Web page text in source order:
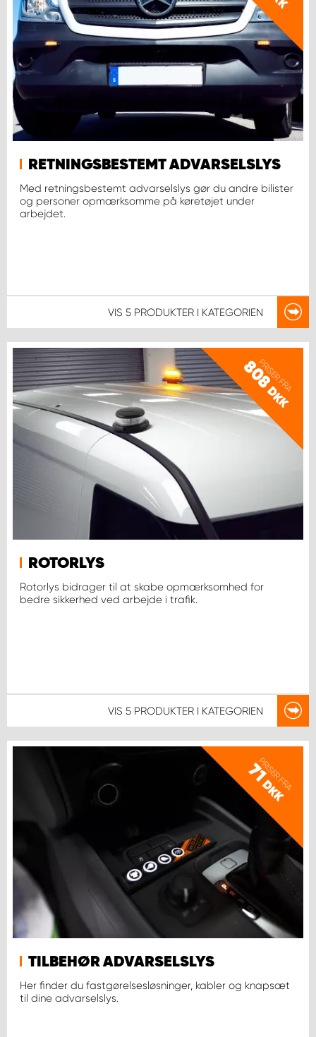
RETNINGSBESTEMT ADVARSELSLYS
Med retningsbestemt advarselslys gør du andre bilister
og personer opmærksomme på køretøjet under
arbejdet.
VIS 5 PRODUKTER I KATEGORIEN
PRISER FRA
808
DKK
ROTORLYS
Rotorlys bidrager til at skabe opmærksomhed for
bedre sikkerhed ved arbejde i trafik.
VIS 5 PRODUKTER I KATEGORIEN
PRISER FRA
71
DKK
TILBEHØR ADVARSELSLYS
Her finder du fastgørelsesløsninger, kabler og knapsæt
til dine advarselslys.